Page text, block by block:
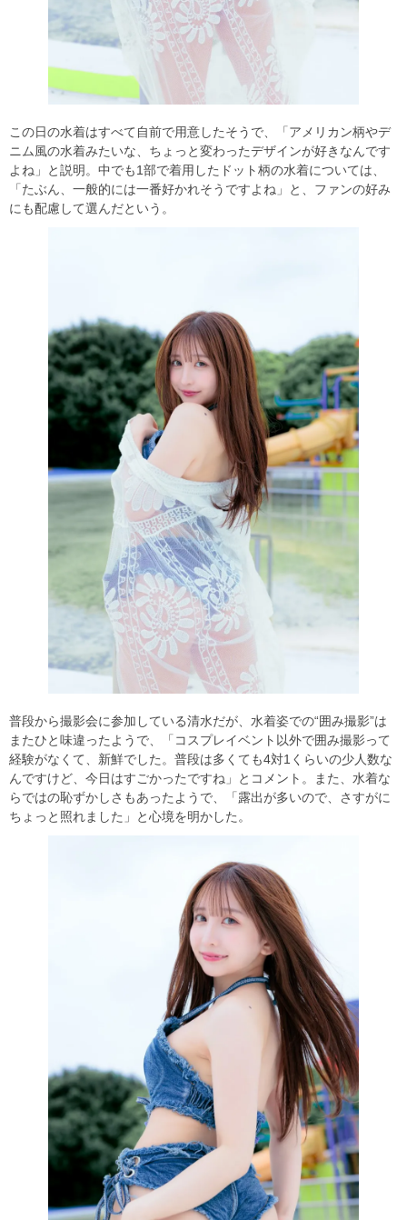
この日の水着はすべて自前で用意したそうで、「アメリカン柄やデ
ニム風の水着みたいな、ちょっと変わったデザインが好きなんです
よね」と説明。中でも1部で着用したドット柄の水着については、
「たぶん、一般的には一番好かれそうですよね」と、ファンの好み
にも配慮して選んだという。
普段から撮影会に参加している清水だが、水着姿での“囲み撮影”は
またひと味違ったようで、「コスプレイベント以外で囲み撮影って
経験がなくて、新鮮でした。普段は多くても4対1くらいの少人数な
んですけど、今日はすごかったですね」とコメント。また、水着な
らではの恥ずかしさもあったようで、「露出が多いので、さすがに
ちょっと照れました」と心境を明かした。